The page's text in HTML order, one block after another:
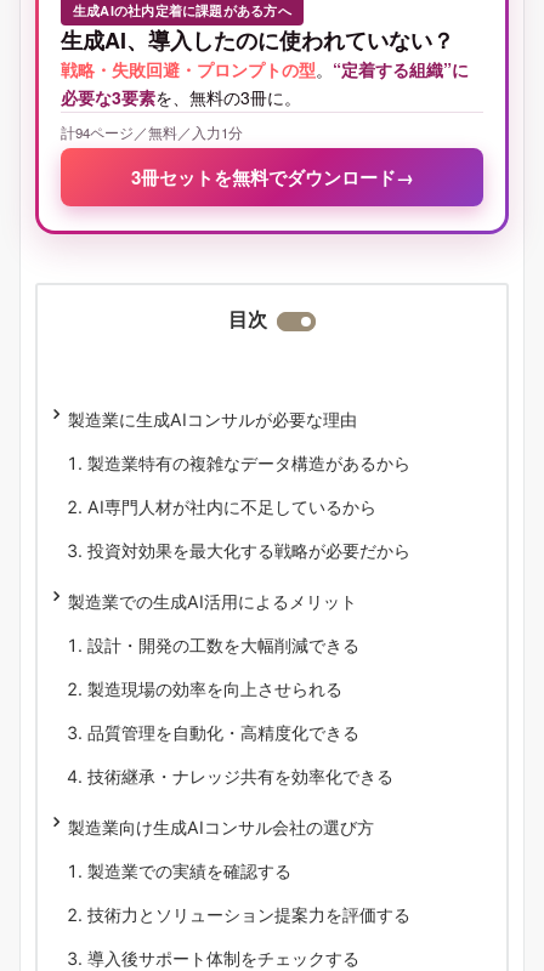
生成AIの社内定着に課題がある方へ
生成AI、導入したのに使われていない？
戦略・失敗回避・プロンプトの型。 “定着する組織”に
必要な3要素を、無料の3冊に。
計94ページ／無料／入力1分
3冊セットを無料でダウンロード→
目次
製造業に生成AIコンサルが必要な理由
製造業特有の複雑なデータ構造があるから
AI専門人材が社内に不足しているから
投資対効果を最大化する戦略が必要だから
製造業での生成AI活用によるメリット
設計・開発の工数を大幅削減できる
製造現場の効率を向上させられる
品質管理を自動化・高精度化できる
技術継承・ナレッジ共有を効率化できる
製造業向け生成AIコンサル会社の選び方
製造業での実績を確認する
技術力とソリューション提案力を評価する
導入後サポート体制をチェックする